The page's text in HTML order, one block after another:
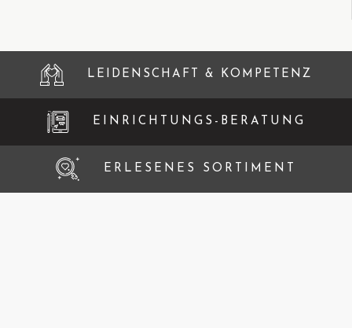
LEIDENSCHAFT & KOMPETENZ
EINRICHTUNGS-BERATUNG
ERLESENES SORTIMENT